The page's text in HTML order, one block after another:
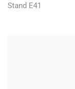
Stand E41